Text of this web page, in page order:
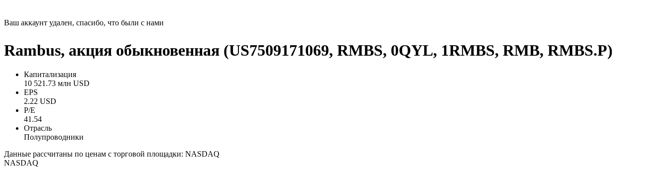
Ваш аккаунт удален, спасибо, что были с нами
Rambus, акция обыкновенная (US7509171069, RMBS, 0QYL, 1RMBS, RMB, RMBS.P)
Капитализация
10 521.73 млн USD
EPS
2.22 USD
P/E
41.54
Отрасль
Полупроводники
Данные рассчитаны по ценам с торговой площадки: NASDAQ
NASDAQ